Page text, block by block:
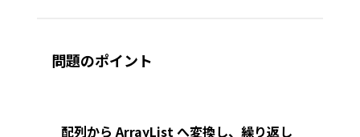
問題のポイント
配列から ArrayList へ変換し、繰り返し